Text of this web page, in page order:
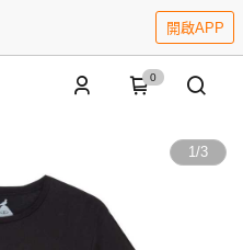
開啟APP
0
1/3